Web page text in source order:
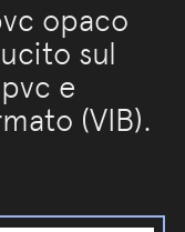
opaco
sul
e
(VIB).